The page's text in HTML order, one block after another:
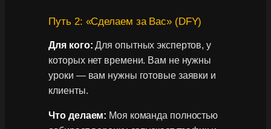
Путь 2: «Сделаем за Вас» (DFY)
Для кого: Для опытных экспертов, у
которых нет времени. Вам не нужны
уроки — вам нужны готовые заявки и
клиенты.
Что делаем: Моя команда полностью